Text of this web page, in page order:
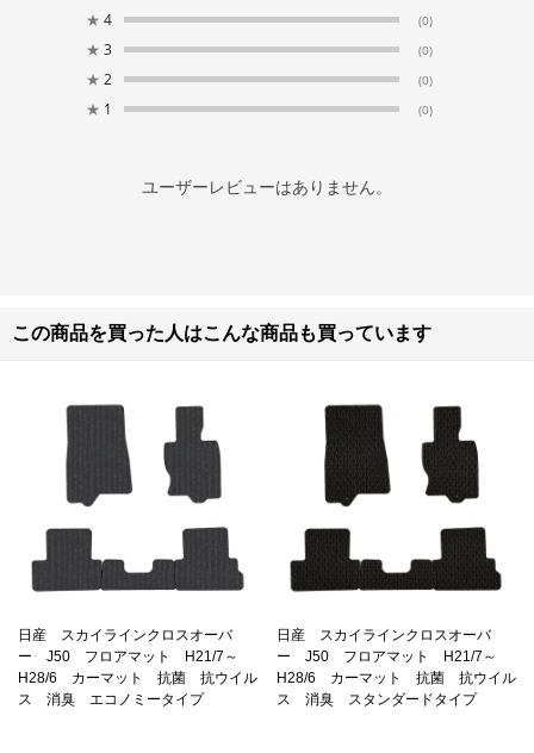
★ 4 (0)
★ 3 (0)
★ 2 (0)
★ 1 (0)
ユーザーレビューはありません。
この商品を買った人はこんな商品も買っています
日産 スカイラインクロスオーバ
ー J50 フロアマット H21/7～
H28/6 カーマット 抗菌 抗ウイル
ス 消臭 エコノミータイプ
日産 スカイラインクロスオーバ
ー J50 フロアマット H21/7～
H28/6 カーマット 抗菌 抗ウイル
ス 消臭 スタンダードタイプ